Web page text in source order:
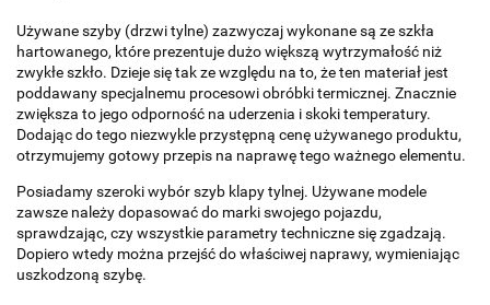
Używane szyby (drzwi tylne) zazwyczaj wykonane są ze szkła
hartowanego, które prezentuje dużo większą wytrzymałość niż
zwykłe szkło. Dzieje się tak ze względu na to, że ten materiał jest
poddawany specjalnemu procesowi obróbki termicznej. Znacznie
zwiększa to jego odporność na uderzenia i skoki temperatury.
Dodając do tego niezwykle przystępną cenę używanego produktu,
otrzymujemy gotowy przepis na naprawę tego ważnego elementu.
Posiadamy szeroki wybór szyb klapy tylnej. Używane modele
zawsze należy dopasować do marki swojego pojazdu,
sprawdzając, czy wszystkie parametry techniczne się zgadzają.
Dopiero wtedy można przejść do właściwej naprawy, wymieniając
uszkodzoną szybę.